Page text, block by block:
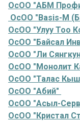
ОсОО "АБМ
ОсОО "Basis-M
ОсОО "Улуу Тоо
ОсОО "Байсал
ОсОО "Ли
ОсОО "Монолит
ОсОО "Талас
ОсОО "Абий"
ОсОО "Асыл-
ОсОО "Кристал